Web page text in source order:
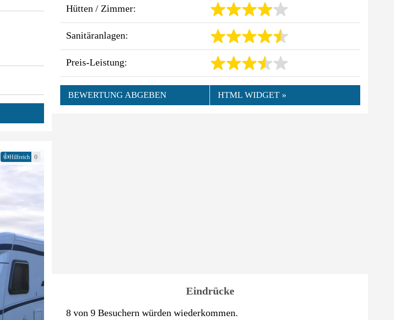
👍Hilfreich 0
Hütten / Zimmer:
Sanitäranlagen:
Preis-Leistung:
BEWERTUNG ABGEBEN HTML WIDGET »
Eindrücke
8 von 9 Besuchern würden wiederkommen.